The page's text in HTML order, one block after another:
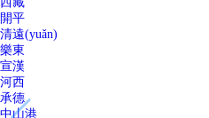
開平
清遠(yuǎn)
樂東
宣漢
河西
承德
中山港